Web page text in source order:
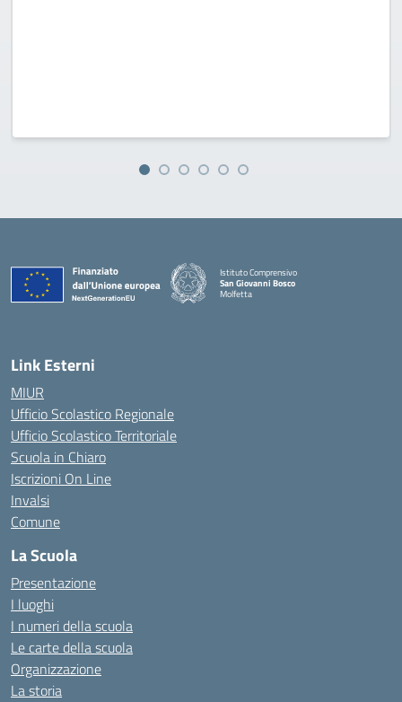
Istituto Comprensivo
San Giovanni Bosco
Molfetta
Link Esterni
MIUR
Ufficio Scolastico Regionale
Ufficio Scolastico Territoriale
Scuola in Chiaro
Iscrizioni On Line
Invalsi
Comune
La Scuola
Presentazione
I luoghi
I numeri della scuola
Le carte della scuola
Organizzazione
La storia